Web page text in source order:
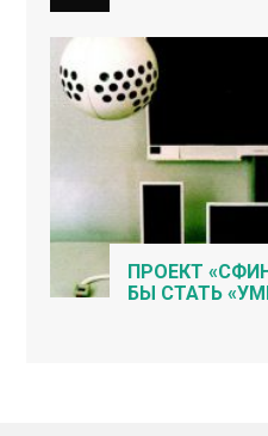
ПРОЕКТ
БЫ СТАТЬ